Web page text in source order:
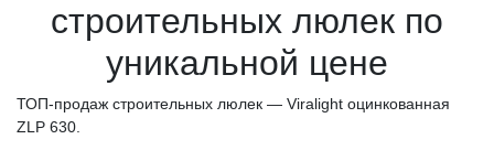
строительных люлек по
уникальной цене
ТОП-продаж строительных люлек — Viralight оцинкованная
ZLP 630.